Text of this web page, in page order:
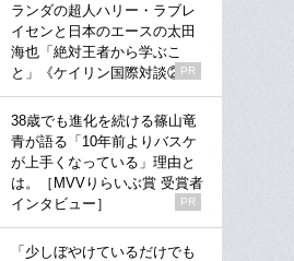
ランダの超人ハリー・ラブレ
イセンと日本のエースの太田
海也「絶対王者から学ぶこ
と」《ケイリン国際対談②》
PR
38歳でも進化を続ける篠山竜
青が語る「10年前よりバスケ
が上手くなっている」理由と
は。［MVVりらいぶ賞 受賞者
インタビュー］
PR
「少しぼやけているだけでも